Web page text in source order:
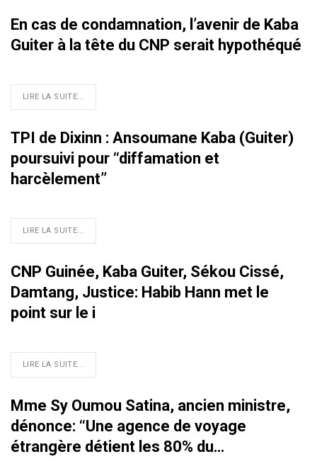
En cas de condamnation, l’avenir de Kaba
Guiter à la tête du CNP serait hypothéqué
LIRE LA SUITE...
TPI de Dixinn : Ansoumane Kaba (Guiter)
poursuivi pour ‘‘diffamation et
harcèlement’’
LIRE LA SUITE...
CNP Guinée, Kaba Guiter, Sékou Cissé,
Damtang, Justice: Habib Hann met le
point sur le i
LIRE LA SUITE...
Mme Sy Oumou Satina, ancien ministre,
dénonce: ‘‘Une agence de voyage
étrangère détient les 80% du…